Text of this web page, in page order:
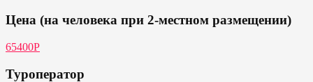
Цена (на человека при 2-местном размещении)
65400Р
Туроператор